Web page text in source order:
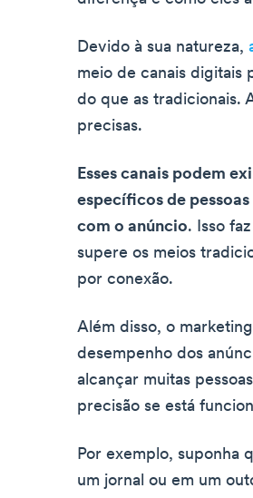
Devido à sua natureza,
meio de canais digitais
do que as tradicionais.
precisas.
Esses canais podem
específicos de
com o anúncio. Isso
supere os meios
por conexão.
Além disso, o
desempenho dos
alcançar muitas
precisão se está
Por exemplo, suponha
um jornal ou em um